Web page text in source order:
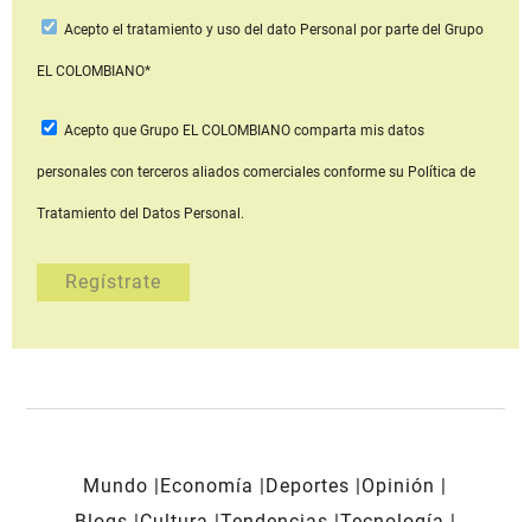
Acepto el tratamiento y uso del dato Personal por parte del Grupo
EL COLOMBIANO*
Acepto que Grupo EL COLOMBIANOcomparta mis datos
personales con terceros aliados comerciales conforme su Política de
Tratamiento del Datos Personal.
Mundo Economía Deportes
Opinión